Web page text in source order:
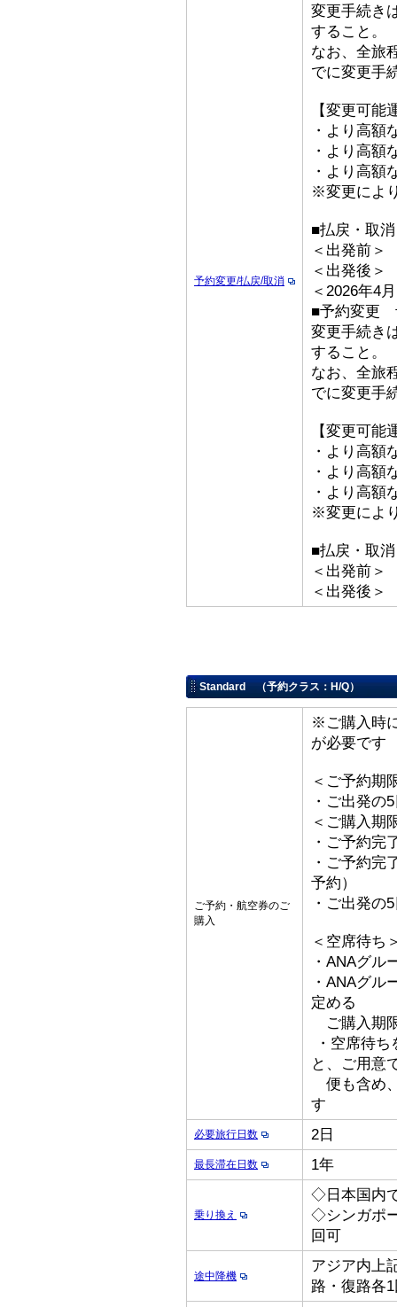
予約変更/払戻/取消
変更手続き
すること。
なお、全旅
でに変更手
【変更可能
・より高額
・より高額
・より高額
※変更によ
■払戻・取消
＜出発前＞
＜出発後
＜2026年4
■予約変更
変更手続き
すること。
なお、全旅
でに変更手
【変更可能
・より高額
・より高額
・より高額
※変更によ
■払戻・取消
＜出発前＞
＜出発後
Standard （予約クラス：H/Q）
ご予約・航空券のご
購入
※ご購入時
が必要です
＜ご予約期
・ご出発の
＜ご購入期
・ご予約完
・ご予約完
予約）
・ご出発の
＜空席待ち
・ANAグル
・ANAグル
定める
ご購入期
・空席待
と、ご用意
便も含め
す
必要旅行日数 2日
最長滞在日数 1年
乗り換え
◇日本国内
◇シンガポ
回可
途中降機
アジア内上
路・復路各